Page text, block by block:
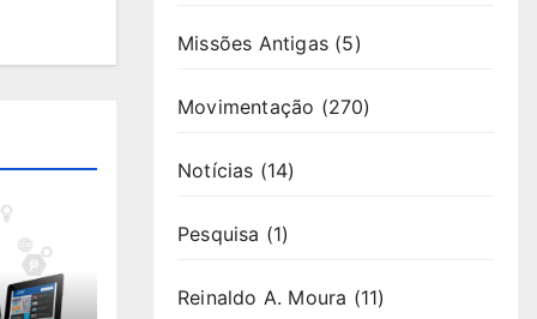
Missões Antigas (5)
Movimentação (270)
Notícias (14)
Pesquisa (1)
Reinaldo A. Moura (11)